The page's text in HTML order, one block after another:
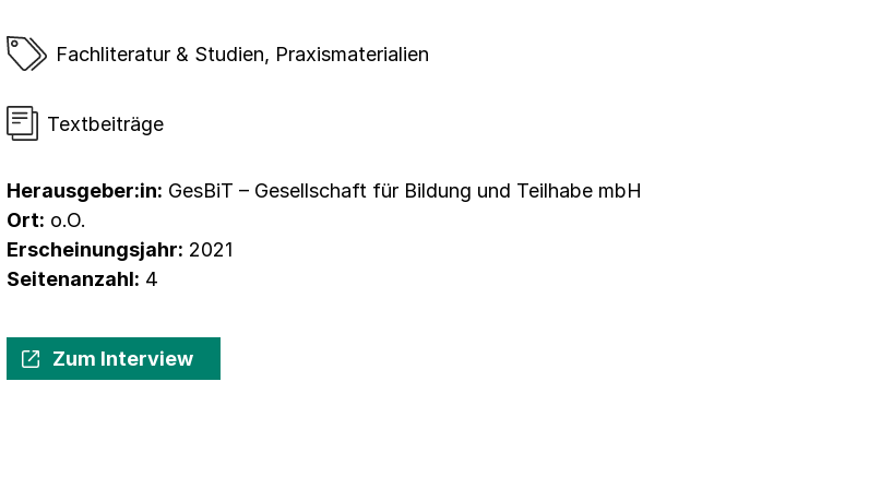
Fachliteratur & Studien, Praxismaterialien
Textbeiträge
Herausgeber:in: GesBiT – Gesellschaft für Bildung und Teilhabe mbH
Ort: o.O.
Erscheinungsjahr: 2021
Seitenanzahl: 4
Zum Interview